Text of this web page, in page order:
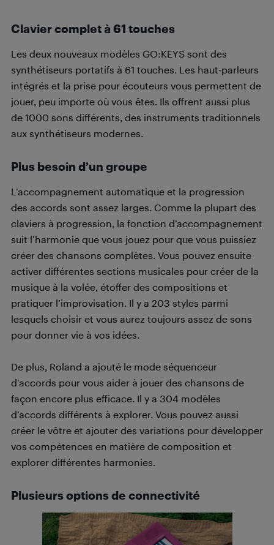
Clavier complet à 61 touches
Les deux nouveaux modèles GO:KEYS sont des
synthétiseurs portatifs à 61 touches. Les haut-parleurs
intégrés et la prise pour écouteurs vous permettent de
jouer, peu importe où vous êtes. Ils offrent aussi plus
de 1000 sons différents, des instruments traditionnels
aux synthétiseurs modernes.
Plus besoin d’un groupe
L’accompagnement automatique et la progression
des accords sont assez larges. Comme la plupart des
claviers à progression, la fonction d’accompagnement
suit l’harmonie que vous jouez pour que vous puissiez
créer des chansons complètes. Vous pouvez ensuite
activer différentes sections musicales pour créer de la
musique à la volée, étoffer des compositions et
pratiquer l’improvisation. Il y a 203 styles parmi
lesquels choisir et vous aurez toujours assez de sons
pour donner vie à vos idées.
De plus, Roland a ajouté le mode séquenceur
d’accords pour vous aider à jouer des chansons de
façon encore plus efficace. Il y a 304 modèles
d’accords différents à explorer. Vous pouvez aussi
créer le vôtre et ajouter des variations pour développer
vos compétences en matière de composition et
explorer différentes harmonies.
Plusieurs options de connectivité